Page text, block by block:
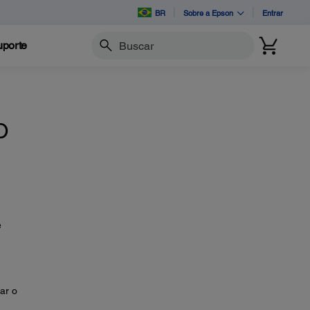
BR Sobre a Epson Entrar
Buscar
o